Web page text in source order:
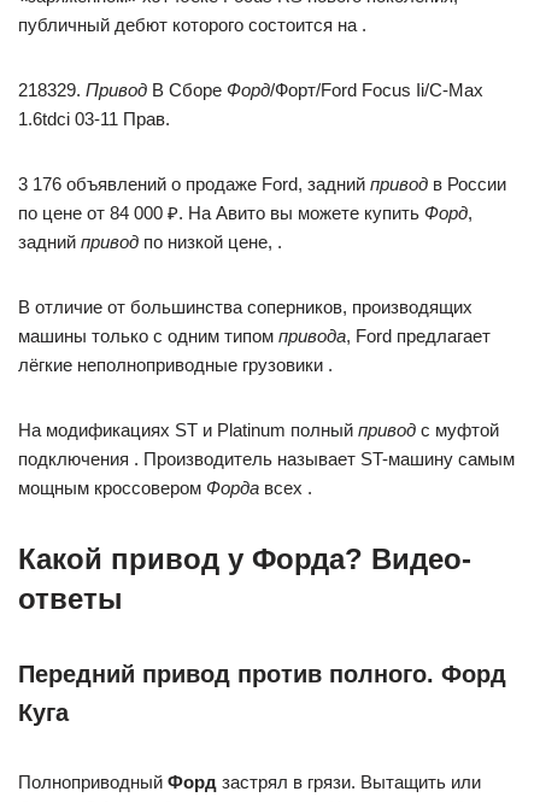
публичный дебют которого состоится на .
218329. Привод В Сборе Форд/Форт/Ford Focus Ii/C-Max
1.6tdci 03-11 Прав.
3 176 объявлений о продаже Ford, задний привод в России
по цене от 84 000 ₽. На Авито вы можете купить Форд,
задний привод по низкой цене, .
В отличие от большинства cоперников, производящих
машины только с одним типом привода, Ford предлагает
лёгкие неполноприводные грузовики .
На модификациях ST и Platinum полный привод с муфтой
подключения . Производитель называет ST-машину самым
мощным кроссовером Форда всех .
Какой привод у Форда? Видео-
ответы
Передний привод против полного. Форд
Куга
Полноприводный Форд застрял в грязи. Вытащить или